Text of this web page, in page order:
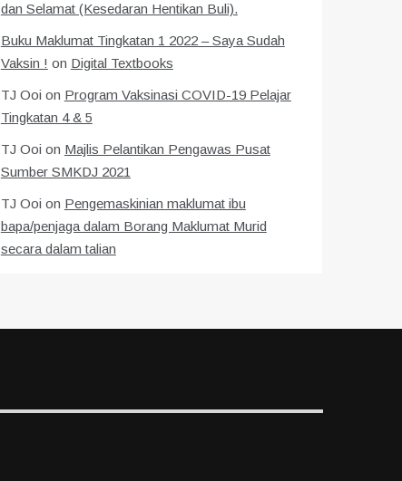
dan Selamat (Kesedaran Hentikan Buli).
Buku Maklumat Tingkatan 1 2022 – Saya Sudah
Vaksin ! on Digital Textbooks
TJ Ooi on Program Vaksinasi COVID-19 Pelajar
Tingkatan 4 & 5
TJ Ooi on Majlis Pelantikan Pengawas Pusat
Sumber SMKDJ 2021
TJ Ooi on Pengemaskinian maklumat ibu
bapa/penjaga dalam Borang Maklumat Murid
secara dalam talian